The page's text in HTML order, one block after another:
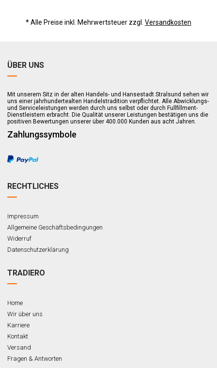
* Alle Preise inkl. Mehrwertsteuer zzgl. Versandkosten
ÜBER UNS
Mit unserem Sitz in der alten Handels- und Hansestadt Stralsund sehen wir
uns einer jahrhundertealten Handelstradition verpflichtet. Alle Abwicklungs-
und Serviceleistungen werden durch uns selbst oder durch Fullfillment-
Dienstleistern erbracht. Die Qualität unserer Leistungen bestätigen uns die
positiven Bewertungen unserer über 400.000 Kunden aus acht Jahren.
Zahlungssymbole
RECHTLICHES
Impressum
Allgemeine Geschäftsbedingungen
Widerruf
Datenschutzerklärung
TRADIERO
Home
Wir über uns
Karriere
Kontakt
Versand
Fragen & Antworten